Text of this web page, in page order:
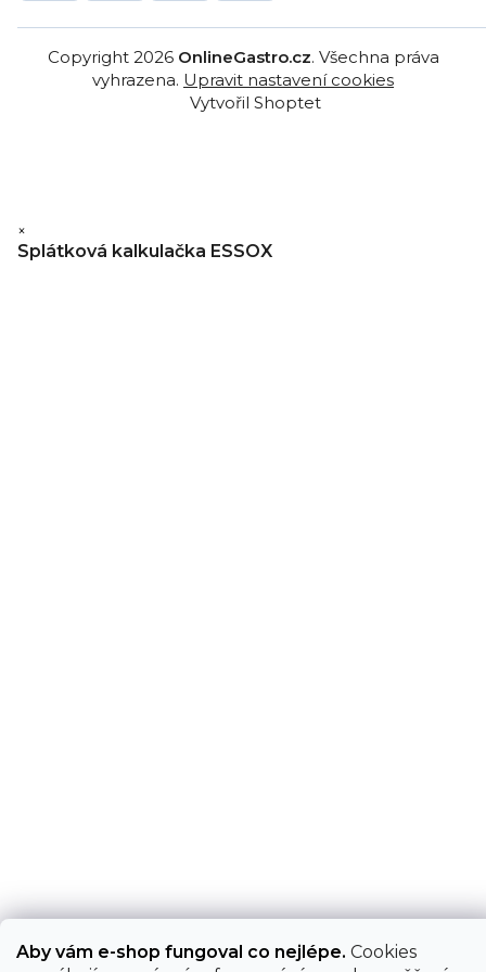
Aby vám e-shop fungoval co nejlépe. Cookies
Vytvořil Shoptet
Copyright 2026 OnlineGastro.cz. Všechna práva
vyhrazena. Upravit nastavení cookies
×
Splátková kalkulačka ESSOX